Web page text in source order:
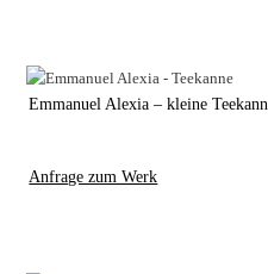
Emmanuel Alexia – kleine
Anfrage zum Werk